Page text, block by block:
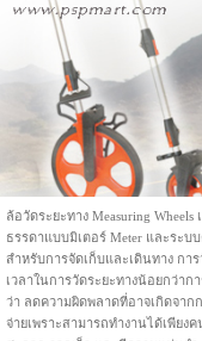
ล้อวัดระยะทาง Measuring
ธรรดาแบบมิเตอร์ Meter และระบ
สำหรับการจัดเก็บและเดินทาง กา
เวลาในการวัดระยะทางน้อยกว่า
ว่า ลดความผิดพลาดที่อาจเกิดจาก
จ่ายเพราะสามารถทำงานได้เพียง